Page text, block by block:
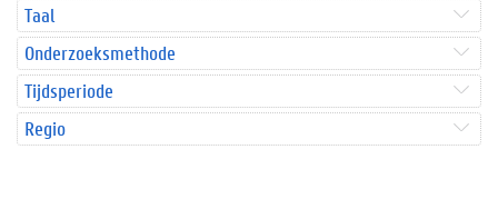
Taal
Onderzoeksmethode
Tijdsperiode
Regio